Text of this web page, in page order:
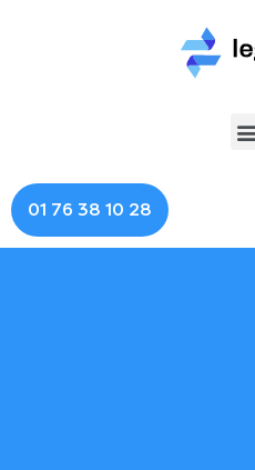
01 76 38 10 28